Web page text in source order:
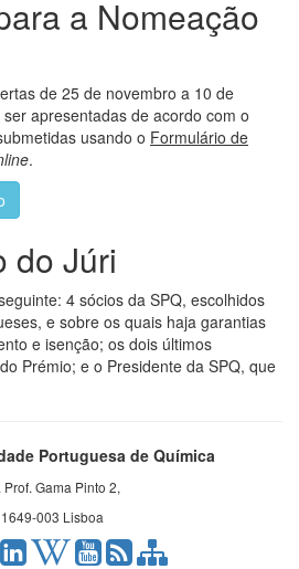
a Nomeação
de 25 de novembro a 10 de
apresentadas de acordo com o
usando o Formulário de
.
do Júri
4 sócios da SPQ, escolhidos
e sobre os quais haja garantias
e isenção; os dois últimos
Prémio; e o Presidente da SPQ, que
Portuguesa de Química
Prof. Gama Pinto 2,
1649-003 Lisboa